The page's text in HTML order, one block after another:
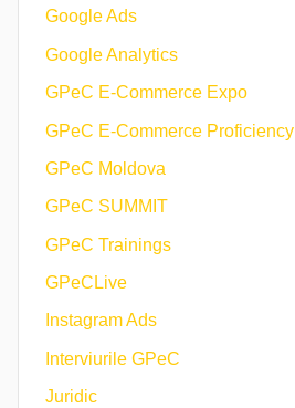
Google Ads
Google Analytics
GPeC E-Commerce Expo
GPeC E-Commerce Proficiency
GPeC Moldova
GPeC SUMMIT
GPeC Trainings
GPeCLive
Instagram Ads
Interviurile GPeC
Juridic